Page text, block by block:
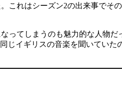
これはシーズン2の出来事でそ
ってしまうのも魅力的な人物だ
じイギリスの音楽を聞いていた